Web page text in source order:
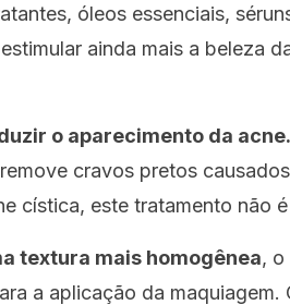
óleos essenciais,
ainda mais a beleza
o aparecimento da acne.
cravos pretos
cística, este tratamento não
textura mais homogênea, o
a aplicação da maquiagem.